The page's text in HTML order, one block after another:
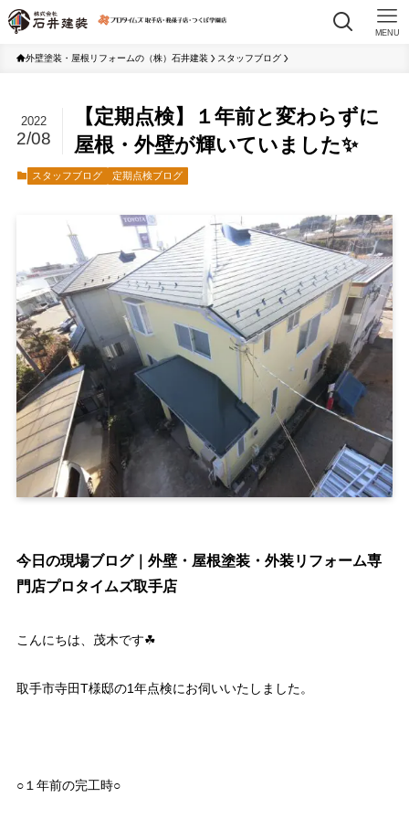
MENU
外壁塗装・屋根リフォームの（株）石井建装 スタッフブログ
【定期点検】１年前と変わらずに
屋根・外壁が輝いていました✨
2022
2/08
スタッフブログ 定期点検ブログ
今日の現場ブログ｜外壁・屋根塗装・外装リフォーム専
門店プロタイムズ取手店
こんにちは、茂木です☘
取手市寺田T様邸の1年点検にお伺いいたしました。
○１年前の完工時○